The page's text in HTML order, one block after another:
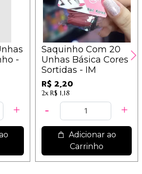
-
Saquinho Com 20
Unhas Básica Cores
Sortidas - IM
R$ 2,20
2x R$ 1,18
Adicionar ao
Carrinho